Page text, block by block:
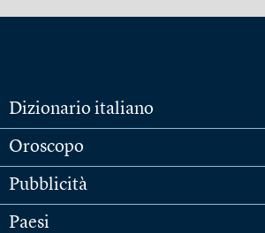
Dizionario italiano
Oroscopo
Pubblicità
Paesi